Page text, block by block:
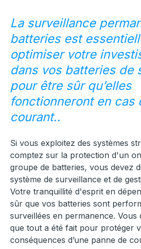
La surveillance
batteries est
optimiser votre
dans vos batteries de
pour être sûr qu’elles
fonctionneront en cas
courant..
Si vous exploitez des systèmes
comptez sur la protection d'un
groupe de batteries, vous devez
système de surveillance et de
Votre tranquillité d'esprit en
sûr que vos batteries sont
surveillées en permanence.
que tout a été fait pour protéger
conséquences d’une panne de